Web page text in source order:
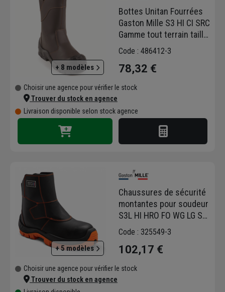
est la plus large et diversifiée du marché.
Vous trouverez enfin des chaussures de
adaptées à la morphologie du
pied féminin
, tout en étant stylées.
Ces chaussures
made in France
sont
reconnues pour êtrerobustes, durableset
fabriquées de matières de qualité.
Le made in France et la sécurité font l’ADN
de cette société.
Découvrez en images, le témoignage d'Élise,
Cheffe du Bureau d’Études.
+ 8 modèles
Bottes Unitan Fourrées
Gaston Mille S3 HI CI SRC
Gamme tout terrain taille
43
Code : 486412-3
78,32 €
Choisir une agence pour vérifier le stock
Trouver du stock en agence
Livraison disponible selon stock agence
+ 5 modèles
Chaussures de sécurité
montantes pour soudeur
S3L HI HRO FO WG LG SR
Gaston Mille - Taille 42
Code : 325549-3
102,17 €
Choisir une agence pour vérifier le stock
Trouver du stock en agence